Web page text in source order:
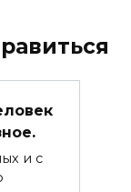
и с